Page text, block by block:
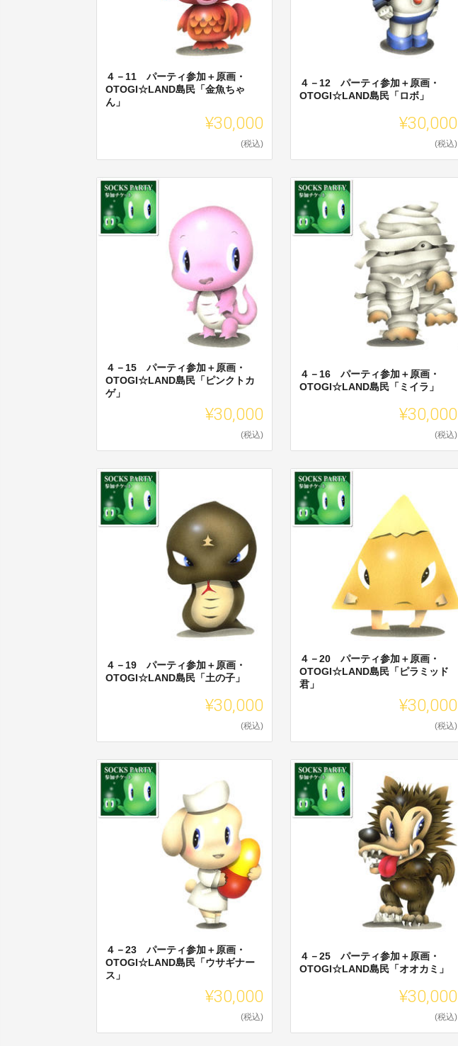
４－11 パーティ参加＋原画・
OTOGI☆LAND島民「金魚ちゃ
ん」
¥30,000
(税込)
４－12 パーティ参加＋原画・
OTOGI☆LAND島民「ロボ」
¥30,000
(税込)
４－15 パーティ参加＋原画・
OTOGI☆LAND島民「ピンクトカ
ゲ」
¥30,000
(税込)
４－16 パーティ参加＋原画・
OTOGI☆LAND島民「ミイラ」
¥30,000
(税込)
４－19 パーティ参加＋原画・
OTOGI☆LAND島民「土の子」
¥30,000
(税込)
４－20 パーティ参加＋原画・
OTOGI☆LAND島民「ピラミッド
君」
¥30,000
(税込)
４－23 パーティ参加＋原画・
OTOGI☆LAND島民「ウサギナー
ス」
¥30,000
(税込)
４－25 パーティ参加＋原画・
OTOGI☆LAND島民「オオカミ」
¥30,000
(税込)